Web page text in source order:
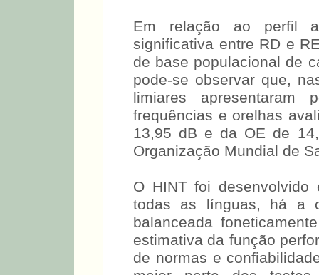
Em relação ao perfil
significativa entre RD e
de base populacional de
pode-se observar que,
limiares apresentaram
frequências e orelhas
13,95 dB e da OE de
Organização Mundial de
O HINT foi
todas as línguas, há a
balanceada
estimativa da função
de normas e